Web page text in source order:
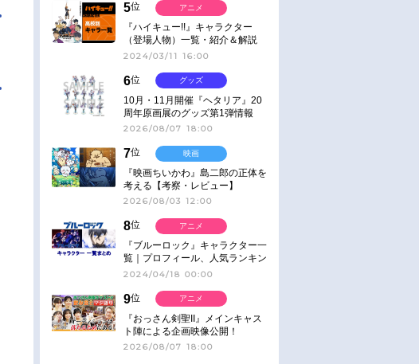
5位
『ハイキュー!!』キャラクター
（登場人物）一覧・紹介＆解説
2024/03/11 16:00
アニメ
6位
10月・11月開催『ヘタリア』20
周年原画展のグッズ第1弾情報
2026/08/07 18:00
グッズ
7位
『映画ちいかわ』島二郎の正体を
考える【考察・レビュー】
2026/08/03 12:00
映画
8位
『ブルーロック』キャラクター一
覧｜プロフィール、人気ランキン
グ、キャラソン、診断など気にな
2024/04/18 00:00
アニメ
9位
『おっさん剣聖II』メインキャス
ト陣による企画映像公開！
2026/08/07 18:00
アニメ